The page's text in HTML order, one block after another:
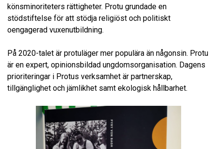
könsminoriteters rättigheter. Protu grundade en
stödstiftelse för att stödja religiöst och politiskt
oengagerad vuxenutbildning.
På 2020-talet är protuläger mer populära än någonsin. Protu
är en expert, opinionsbildad ungdomsorganisation. Dagens
prioriteringar i Protus verksamhet är partnerskap,
tillgänglighet och jämlikhet samt ekologisk hållbarhet.